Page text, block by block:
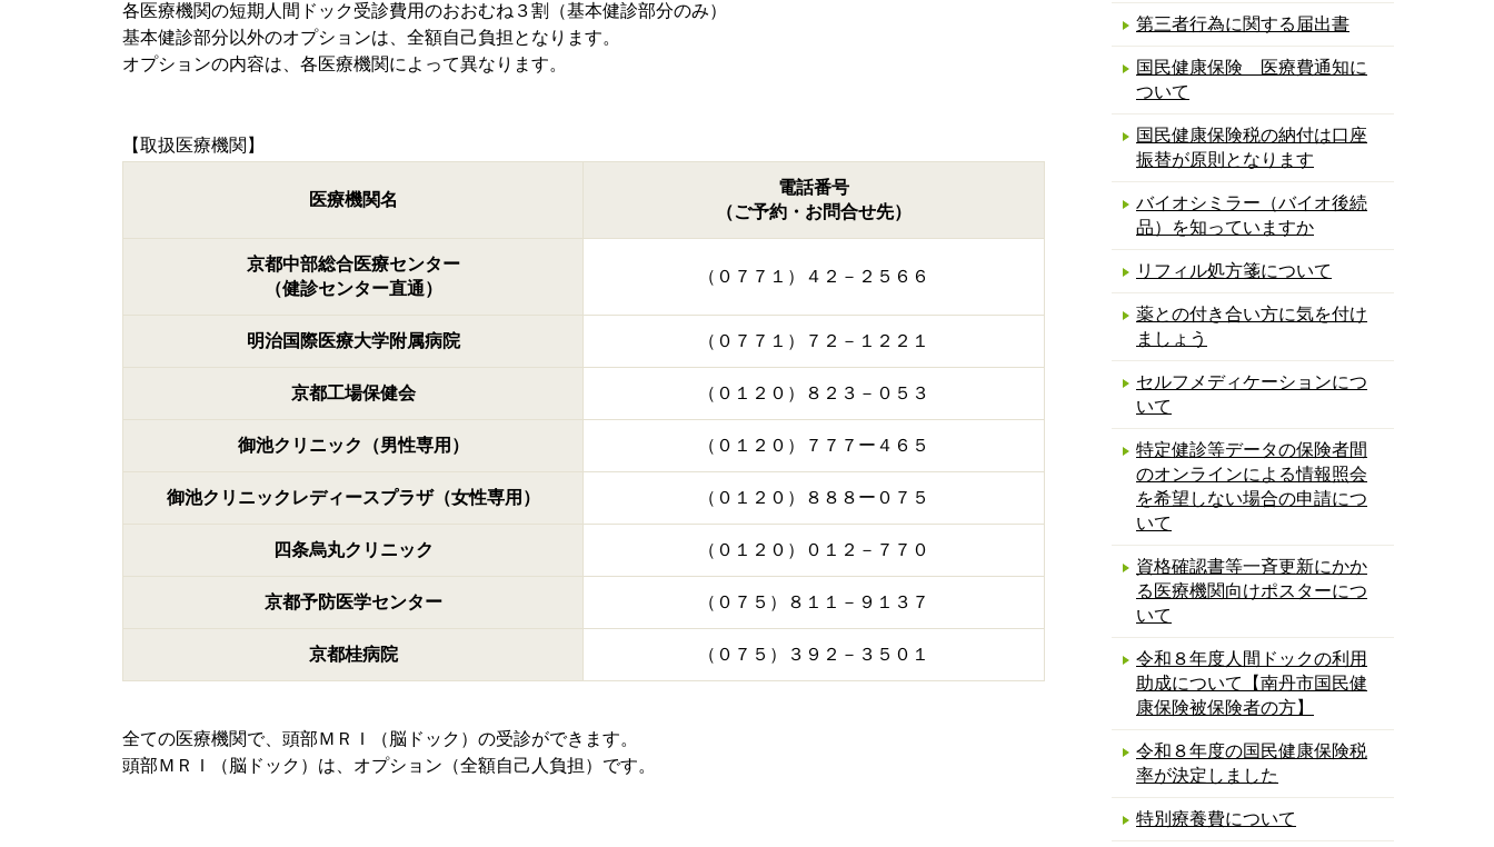
第三者行為に関する届出書
国民健康保険 医療費通知に
ついて
国民健康保険税の納付は口座
振替が原則となります
バイオシミラー（バイオ後続
品）を知っていますか
リフィル処方箋について
薬との付き合い方に気を付け
ましょう
セルフメディケーションにつ
いて
特定健診等データの保険者間
のオンラインによる情報照会
を希望しない場合の申請につ
いて
資格確認書等一斉更新にかか
る医療機関向けポスターにつ
いて
令和８年度人間ドックの利用
助成について【南丹市国民健
康保険被保険者の方】
令和８年度の国民健康保険税
率が決定しました
特別療養費について
各医療機関の短期人間ドック受診費用のおおむね３割（基本健診部分のみ）
基本健診部分以外のオプションは、全額自己負担となります。
オプションの内容は、各医療機関によって異なります。
【取扱医療機関】
医療機関名
電話番号
（ご予約・お問合せ先）
京都中部総合医療センター
（健診センター直通）
（０７７１）４２－２５６６
明治国際医療大学附属病院 （０７７１）７２－１２２１
京都工場保健会 （０１２０）８２３－０５３
御池クリニック（男性専用） （０１２０）７７７ー４６５
御池クリニックレディースプラザ（女性専用） （０１２０）８８８ー０７５
四条烏丸クリニック （０１２０）０１２－７７０
京都予防医学センター （０７５）８１１－９１３７
京都桂病院 （０７５）３９２－３５０１
全ての医療機関で、頭部ＭＲＩ（脳ドック）の受診ができます。
頭部ＭＲＩ（脳ドック）は、オプション（全額自己人負担）です。